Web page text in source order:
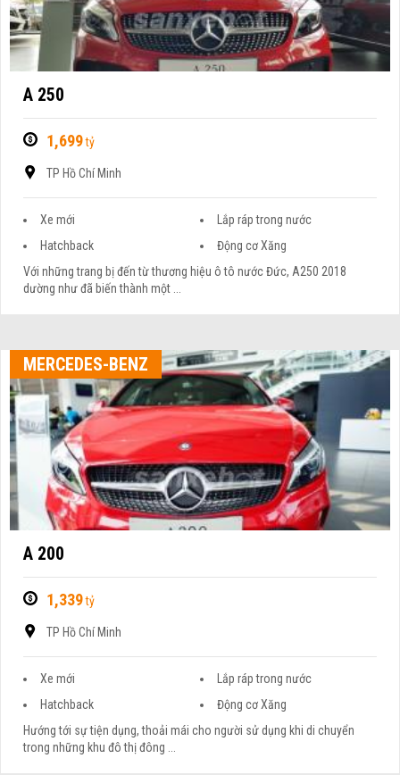
A 250
1,699tỷ
TP Hồ Chí Minh
Xe mới
Lắp ráp trong nước
Hatchback
Động cơ Xăng
Với những trang bị đến từ thương hiệu ô tô nước Đức, A250 2018
dường như đã biến thành một ...
MERCEDES-BENZ
A 200
1,339tỷ
TP Hồ Chí Minh
Xe mới
Lắp ráp trong nước
Hatchback
Động cơ Xăng
Hướng tới sự tiện dụng, thoải mái cho người sử dụng khi di chuyển
trong những khu đô thị đông ...